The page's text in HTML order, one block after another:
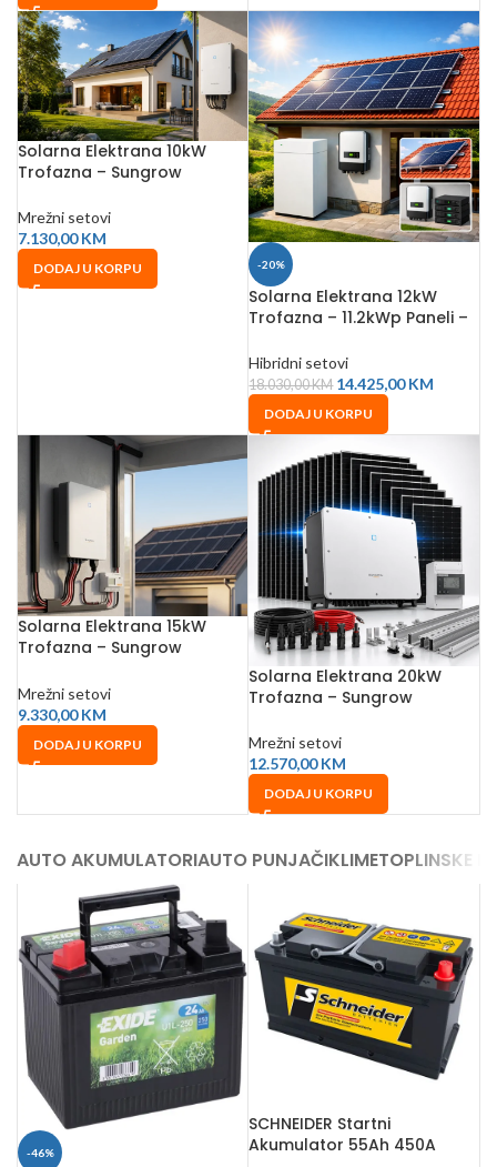
Solarna Elektrana 10kW
Trofazna – Sungrow
Mrežni setovi
7.130,00KM
DODAJ U KORPU -20%
Solarna Elektrana 12kW
Trofazna – 11.2kWp Paneli –
Hibridni setovi
18.030,00KM 14.425,00KM
DODAJ U KORPU
Solarna Elektrana 15kW
Trofazna – Sungrow
Mrežni setovi
9.330,00KM
DODAJ U KORPU
Solarna Elektrana 20kW
Trofazna – Sungrow
Mrežni setovi
12.570,00KM
DODAJ U KORPU
AUTO AKUMULATORIAUTO PUNJAČIKLIMETOPLINSKE
-46%
SCHNEIDER Startni
Akumulator 55Ah 450A